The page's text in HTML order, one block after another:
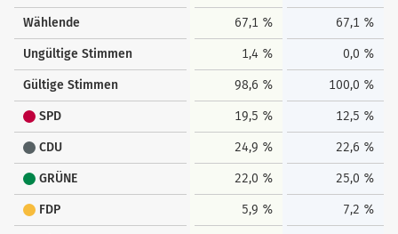
Wählende 67,1 % 67,1 %
Ungültige Stimmen 1,4 % 0,0 %
Gültige Stimmen 98,6 % 100,0 %
SPD 19,5 % 12,5 %
CDU 24,9 % 22,6 %
GRÜNE 22,0 % 25,0 %
FDP 5,9 % 7,2 %